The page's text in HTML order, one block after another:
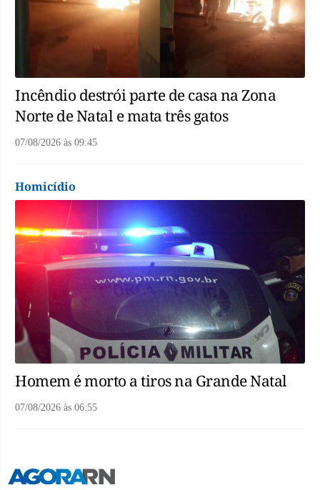
Incêndio destrói parte de casa na Zona
Norte de Natal e mata três gatos
07/08/2026 às 09:45
Homicídio
Homem é morto a tiros na Grande Natal
07/08/2026 às 06:55